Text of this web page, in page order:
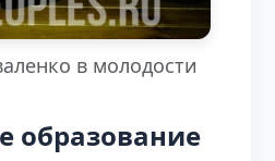
в молодости
образование